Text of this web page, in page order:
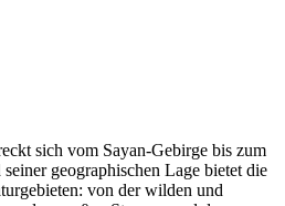
sich vom Sayan-Gebirge bis zum
geographischen Lage bietet die
von der wilden und